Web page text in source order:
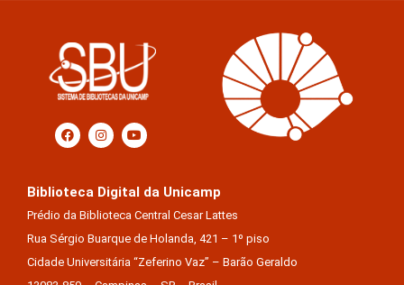
Biblioteca Digital da Unicamp
Prédio da Biblioteca Central Cesar Lattes
Rua Sérgio Buarque de Holanda, 421 – 1º piso
Cidade Universitária “Zeferino Vaz” – Barão Geraldo